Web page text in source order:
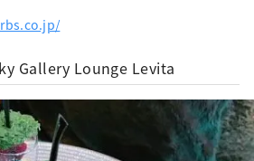
Gallery Lounge Levita